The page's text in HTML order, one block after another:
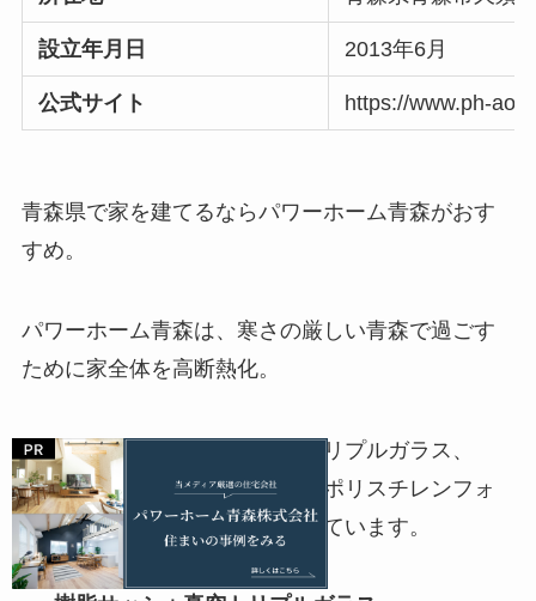
設立年月日 2013年6月
公式サイト https://www.ph-
青森県で家を建てるならパワーホーム青森がおす
すめ。
パワーホーム青森は、寒さの厳しい青森で過ごす
ために家全体を高断熱化。
熱が逃げやすい窓付近は真空トリプルガラス、
壁・床・天井はグラスウールやポリスチレンフォ
ームを採用し、高断熱を実現しています。